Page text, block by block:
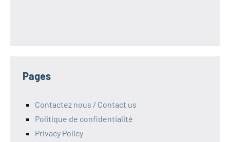
Pages
Contactez nous / Contact us
Politique de confidentialité
Privacy Policy